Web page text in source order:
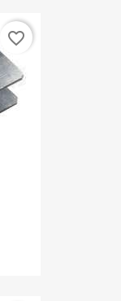
favorite_border